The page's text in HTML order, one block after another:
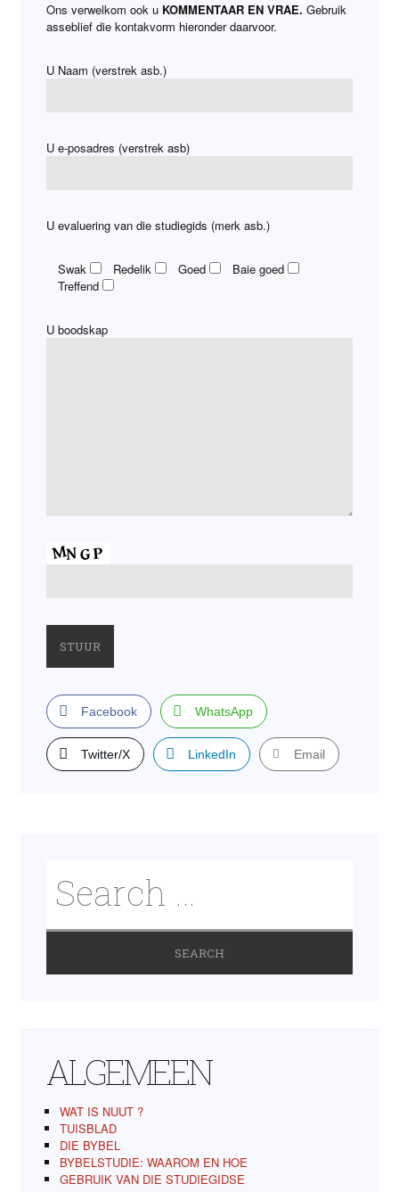
Ons verwelkom ook u KOMMENTAAR EN VRAE.Gebruik
asseblief die kontakvorm hieronder daarvoor.
U Naam (verstrek asb.)
U e-posadres (verstrek asb)
U evaluering van die studiegids (merk asb.)
Swak Redelik Goed
Baie goed
Treffend
U boodskap
Facebook WhatsApp
Twitter/X LinkedIn Email
ALGEMEEN
WAT IS NUUT ?
TUISBLAD
DIE BYBEL
BYBELSTUDIE: WAAROM EN HOE
GEBRUIK VAN DIE STUDIEGIDSE